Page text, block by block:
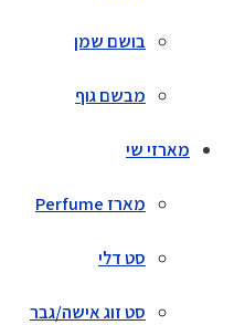
בושם שמן
מבשם גוף
מארזי שי
מארז Perfume
סט דלי
סט זוג אישה/גבר